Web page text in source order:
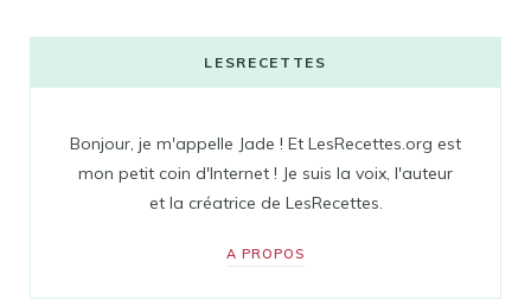
LESRECETTES
Bonjour, je m'appelle Jade ! Et LesRecettes.org est
mon petit coin d'Internet ! Je suis la voix, l'auteur
et la créatrice de LesRecettes.
A PROPOS